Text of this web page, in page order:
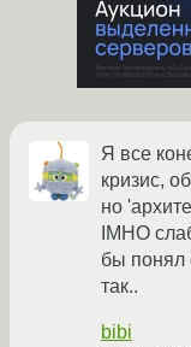
Я все
кризис,
но
IMHO
бы понял
так..
bibi